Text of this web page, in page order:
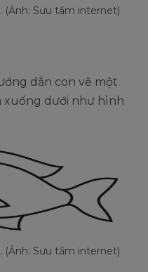
(Ảnh: Sưu tầm internet)
dẫn con vẽ một
xuống dưới như hình
(Ảnh: Sưu tầm internet)